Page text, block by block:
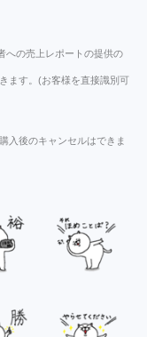
への売上レポートの提供の
ます。(お客様を直接識別可
入後のキャンセルはできま